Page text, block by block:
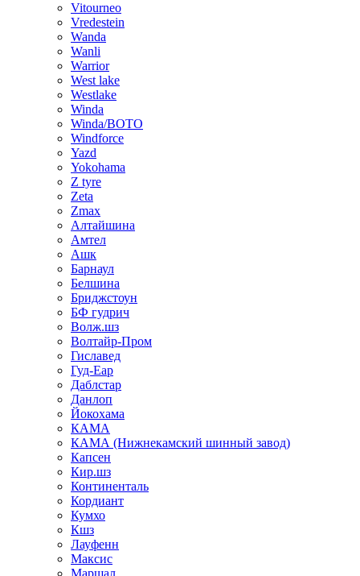
Vitourneo
Vredestein
Wanda
Wanli
Warrior
West lake
Westlake
Winda
Winda/BOTO
Windforce
Yazd
Yokohama
Z tyre
Zeta
Zmax
Алтайшина
Амтел
Ашк
Барнаул
Белшина
Бриджстоун
БФ гудрич
Волж.шз
Волтайр-Пром
Гиславед
Гуд-Еар
Даблстар
Данлоп
Йокохама
КАМА
КАМА (Нижнекамский шинный завод)
Капсен
Кир.шз
Континенталь
Кордиант
Кумхо
Кшз
Лауфенн
Максис
Маршал